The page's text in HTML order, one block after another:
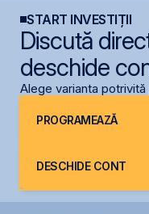
START INVESTIȚII
Discută
deschide
Alege varianta
PROGRAMEAZĂ
DESCHIDE CONT